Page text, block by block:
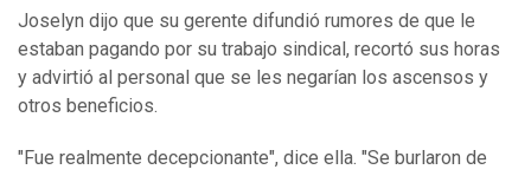
Joselyn dijo que su gerente difundió rumores de que le
estaban pagando por su trabajo sindical, recortó sus horas
y advirtió al personal que se les negarían los ascensos y
otros beneficios.
"Fue realmente decepcionante", dice ella. "Se burlaron de